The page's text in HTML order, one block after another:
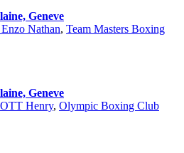
Geneve
Nathan, Team Masters Boxing
Geneve
Henry, Olympic Boxing Club